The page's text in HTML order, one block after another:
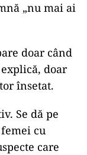
„nu mai ai
doar când
doar
însetat.
Se dă pe
cu
care